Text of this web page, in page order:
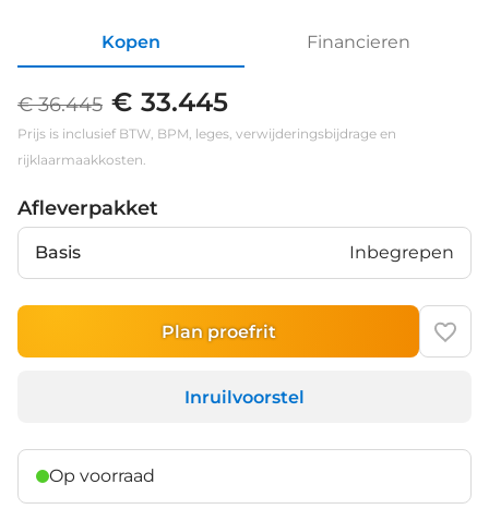
Kopen Financieren
€ 36.445 € 33.445
Prijs is inclusief BTW, BPM, leges, verwijderingsbijdrage en
rijklaarmaakkosten.
Afleverpakket
Basis Inbegrepen
Plan proefrit
Inruilvoorstel
Op voorraad